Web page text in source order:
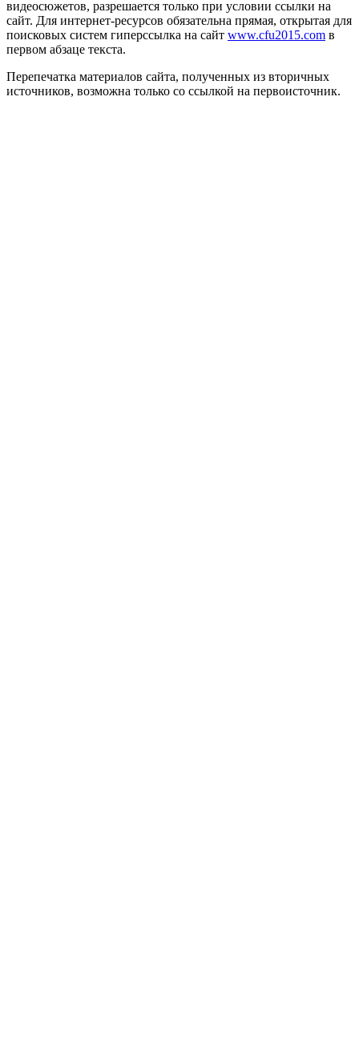
видеосюжетов, разрешается только при условии ссылки на
сайт. Для интернет-ресурсов обязательна прямая, открытая для
поисковых систем гиперссылка на сайт www.cfu2015.com в
первом абзаце текста.
Перепечатка материалов сайта, полученных из вторичных
источников, возможна только со ссылкой на первоисточник.